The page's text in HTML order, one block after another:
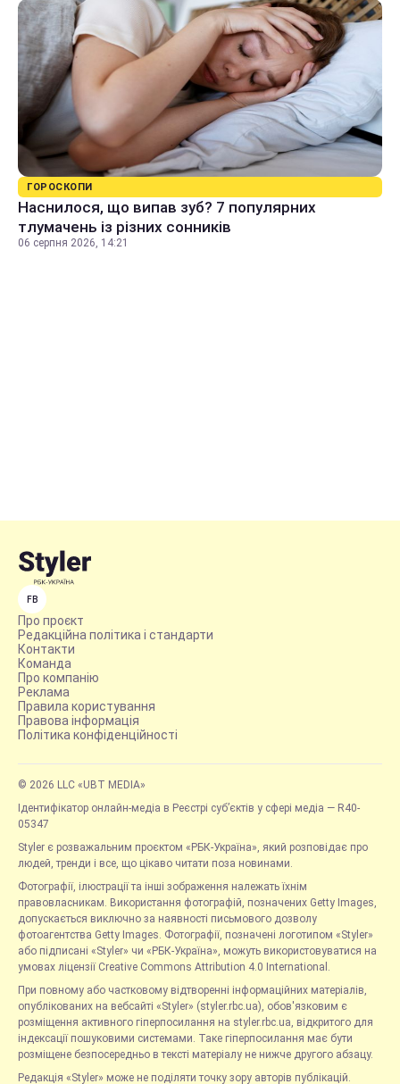
ГОРОСКОПИ
Наснилося, що випав зуб? 7 популярних
тлумачень із різних сонників
06 серпня 2026, 14:21
FB
Про проєкт
Редакційна політика і стандарти
Контакти
Команда
Про компанію
Реклама
Правила користування
Правова інформація
Політика конфіденційності
© 2026 LLC «UBT MEDIA»
Ідентифікатор онлайн-медіа в Реєстрі суб’єктів у сфері медіа — R40-
05347
Styler є розважальним проєктом «РБК-Україна», який розповідає про
людей, тренди і все, що цікаво читати поза новинами.
Фотографії, ілюстрації та інші зображення належать їхнім
правовласникам. Використання фотографій, позначених Getty Images,
допускається виключно за наявності письмового дозволу
фотоагентства Getty Images. Фотографії, позначені логотипом «Styler»
або підписані «Styler» чи «РБК-Україна», можуть використовуватися на
умовах ліцензії Creative Commons Attribution 4.0 International.
При повному або частковому відтворенні інформаційних матеріалів,
опублікованих на вебсайті «Styler» (styler.rbc.ua), обов'язковим є
розміщення активного гіперпосилання на styler.rbc.ua, відкритого для
індексації пошуковими системами. Таке гіперпосилання має бути
розміщене безпосередньо в тексті матеріалу не нижче другого абзацу.
Редакція «Styler» може не поділяти точку зору авторів публікацій.